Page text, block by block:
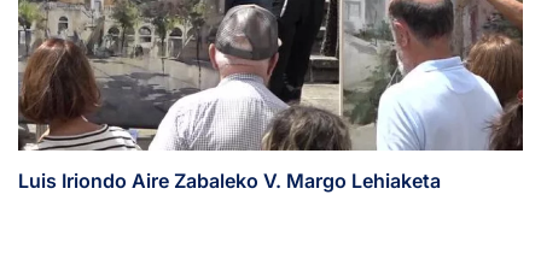
Luis Iriondo Aire Zabaleko V. Margo Lehiaketa